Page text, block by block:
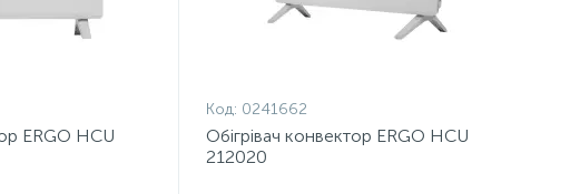
ERGO HCU
Код: 0241662
Обiгрiвач конвектор ERGO HCU
212020